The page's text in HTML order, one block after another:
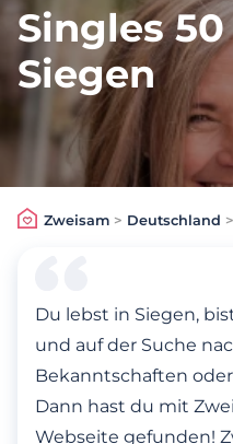
Singles
Siegen
Zweisam> Deutschland >
Du lebst in Siegen,
und auf der Suche
Bekanntschaften
Dann hast du mit
Webseite gefunden!